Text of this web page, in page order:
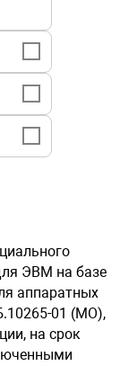
ЭВМ на базе
аппаратных
01 (МО),
на срок